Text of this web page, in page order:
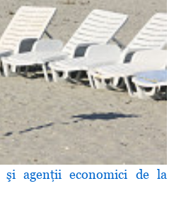
agenţii economici de la